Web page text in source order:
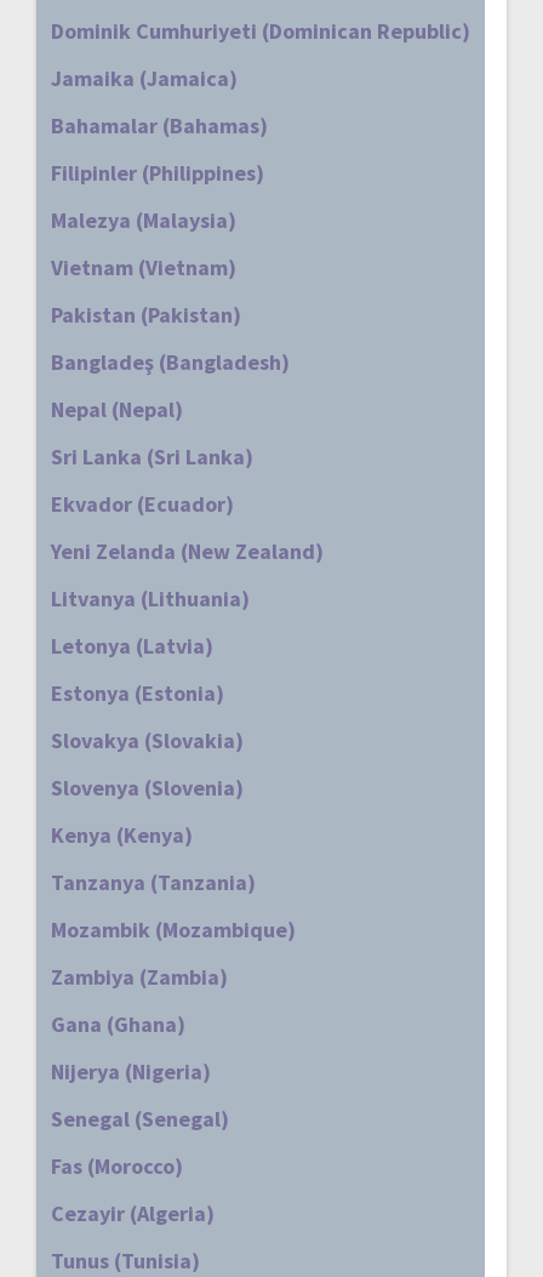
Dominik Cumhuriyeti (Dominican Republic)
Jamaika (Jamaica)
Bahamalar (Bahamas)
Filipinler (Philippines)
Malezya (Malaysia)
Vietnam (Vietnam)
Pakistan (Pakistan)
Bangladeş (Bangladesh)
Nepal (Nepal)
Sri Lanka (Sri Lanka)
Ekvador (Ecuador)
Yeni Zelanda (New Zealand)
Litvanya (Lithuania)
Letonya (Latvia)
Estonya (Estonia)
Slovakya (Slovakia)
Slovenya (Slovenia)
Kenya (Kenya)
Tanzanya (Tanzania)
Mozambik (Mozambique)
Zambiya (Zambia)
Gana (Ghana)
Nijerya (Nigeria)
Senegal (Senegal)
Fas (Morocco)
Cezayir (Algeria)
Tunus (Tunisia)